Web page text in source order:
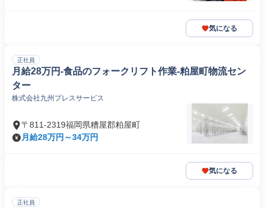
気になる
正社員
月給28万円-食品のフォークリフト作業-粕屋町物流セン
ター
株式会社九州プレスサービス
〒811-2319福岡県糟屋郡粕屋町
月給28万円～34万円
気になる
正社員